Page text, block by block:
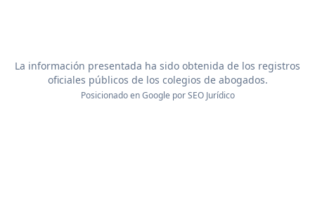
La información presentada ha sido obtenida de los registros
oficiales públicos de los colegios de abogados.
Posicionado en Google porSEO Jurídico